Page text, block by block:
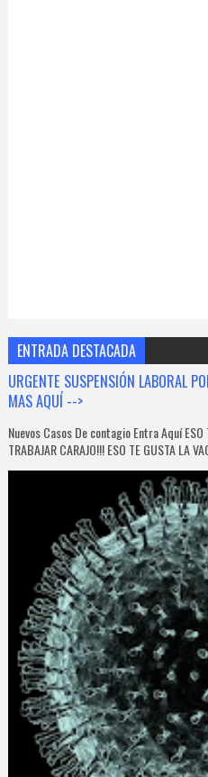
ENTRADA DESTACADA
URGENTE SUSPENSIÓN LABORAL
MAS AQUÍ -->
Nuevos Casos De contagio Entra Aquí ESO
TRABAJAR CARAJO!!! ESO TE GUSTA LA